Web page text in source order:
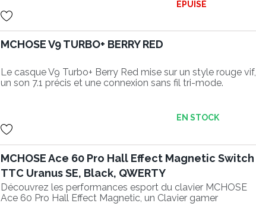
ÉPUISÉ
MCHOSE V9 TURBO+ BERRY RED
Le casque V9 Turbo+ Berry Red mise sur un style rouge vif,
un son 7.1 précis et une connexion sans fil tri-mode.
EN STOCK
MCHOSE Ace 60 Pro Hall Effect Magnetic Switch
TTC Uranus SE, Black, QWERTY
Découvrez les performances esport du clavier MCHOSE
Ace 60 Pro Hall Effect Magnetic, un Clavier gamer